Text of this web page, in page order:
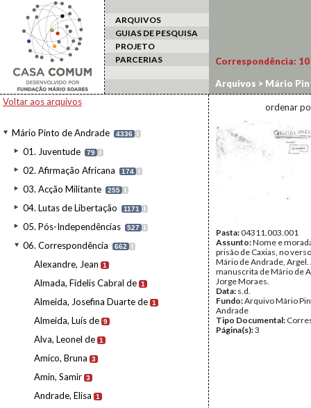
ARQUIVOS
GUIAS DE PESQUISA
PROJETO
PARCERIAS
Voltar aos arquivos
Mário Pinto de Andrade 4336 I
01. Juventude 79 I
02. Afirmação Africana 174 I
03. Acção Militante 255 I
04. Lutas de Libertação 1171 I
05. Pós-Independências 527 I
06. Correspondência 662 I
Alexandre, Jean 1
Almada, Fidelis Cabral de 1
Almeida, Josefina Duarte de 1
Almeida, Luís de 9
Alva, Leonel de 1
Amico, Bruna 3
Amin, Samir 3
Andrade, Elisa 1
Correspondência: 10
Arquivos > Mário
ordenar
Pasta:04311.003.001
Assunto:Nome e
prisão de Caxias, no
Mário de Andrade, Argel.
manuscrita de Mário de
Jorge Moraes.
Data: s.d.
Fundo:Arquivo Mário
Andrade
Tipo Documental:
Página(s):3